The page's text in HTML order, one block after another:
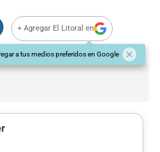
+ Agregar El Litoral en
a tus medios preferidos en Google